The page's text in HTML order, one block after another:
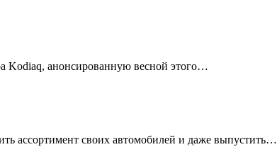
Kodiaq, анонсированную весной этого…
ассортимент своих автомобилей и даже выпустить…